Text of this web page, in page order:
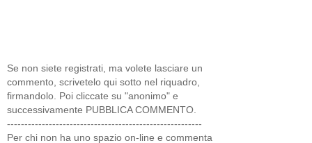
Se non siete registrati, ma volete lasciare un
commento, scrivetelo qui sotto nel riquadro,
firmandolo. Poi cliccate su "anonimo" e
successivamente PUBBLICA COMMENTO.
--------------------------------------------------------
Per chi non ha uno spazio on-line e commenta